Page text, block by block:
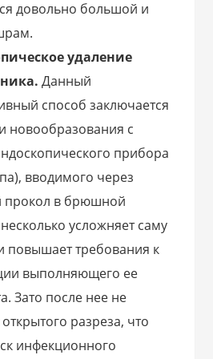
довольно большой и
удаление
. Данный
способ заключается
новообразования с
прибора
вводимого через
прокол в брюшной
усложняет саму
повышает требования к
выполняющего ее
Зато после нее не
разреза, что
инфекционного